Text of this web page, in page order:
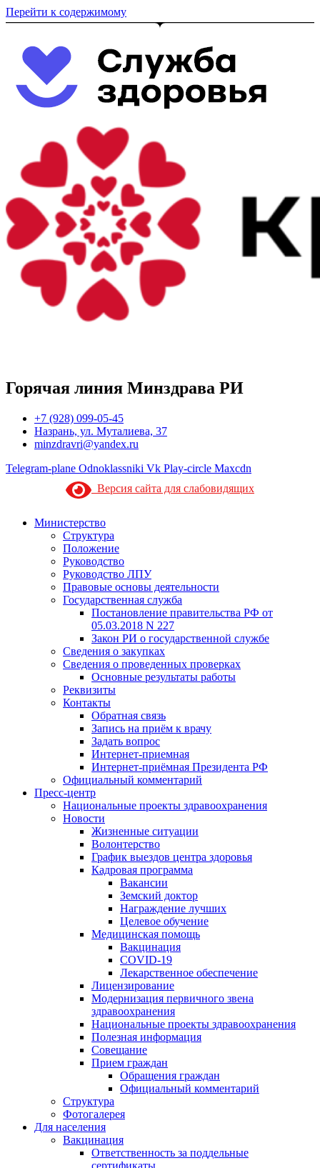
Перейти к содержимому
Горячая линия Минздрава РИ
+7 (928) 099-05-45
Назрань, ул. Муталиева, 37
minzdravri@yandex.ru
Telegram-plane Odnoklassniki Vk Play-circle Maxcdn
Версия сайта для слабовидящих
Министерство
Структура
Положение
Руководство
Руководство ЛПУ
Правовые основы деятельности
Государственная служба
Постановление правительства РФ от
05.03.2018 N 227
Закон РИ о государственной службе
Сведения о закупках
Сведения о проведенных проверках
Основные результаты работы
Реквизиты
Контакты
Обратная связь
Запись на приём к врачу
Задать вопрос
Интернет-приемная
Интернет-приёмная Президента РФ
Официальный комментарий
Пресс-центр
Национальные проекты здравоохранения
Новости
Жизненные ситуации
Волонтерство
График выездов центра здоровья
Кадровая программа
Вакансии
Земский доктор
Награждение лучших
Целевое обучение
Медицинская помощь
Вакцинация
COVID-19
Лекарственное обеспечение
Лицензирование
Модернизация первичного звена
здравоохранения
Национальные проекты здравоохранения
Полезная информация
Совещание
Прием граждан
Обращения граждан
Официальный комментарий
Структура
Фотогалерея
Для населения
Вакцинация
Ответственность за поддельные
сертификаты